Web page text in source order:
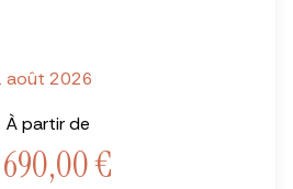
août 2026
À partir de
€